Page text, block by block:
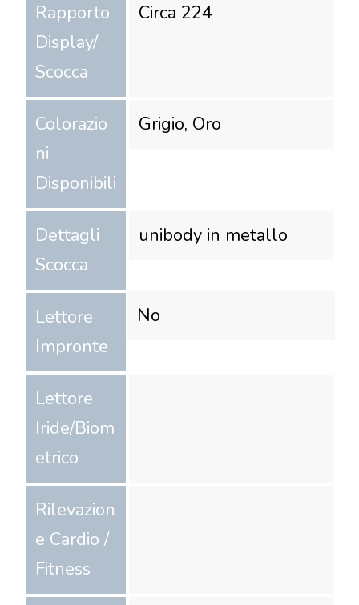
Rapporto
Display/
Scocca
Circa 224
Colorazio
ni
Disponibili
Grigio, Oro
Dettagli
Scocca
unibody in metallo
Lettore
Impronte
No
Lettore
Iride/Biom
etrico
Rilevazion
e Cardio /
Fitness